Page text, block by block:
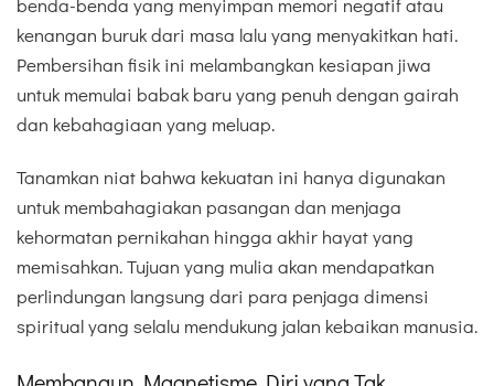
benda-benda yang menyimpan memori negatif atau
kenangan buruk dari masa lalu yang menyakitkan hati.
Pembersihan fisik ini melambangkan kesiapan jiwa
untuk memulai babak baru yang penuh dengan gairah
dan kebahagiaan yang meluap.
Tanamkan niat bahwa kekuatan ini hanya digunakan
untuk membahagiakan pasangan dan menjaga
kehormatan pernikahan hingga akhir hayat yang
memisahkan. Tujuan yang mulia akan mendapatkan
perlindungan langsung dari para penjaga dimensi
spiritual yang selalu mendukung jalan kebaikan manusia.